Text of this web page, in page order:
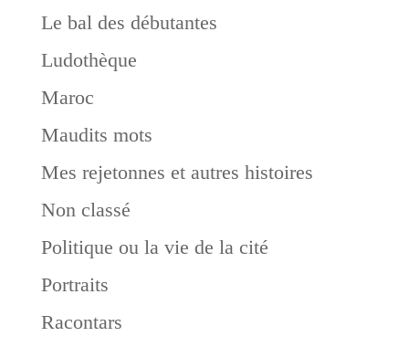
Le bal des débutantes
Ludothèque
Maroc
Maudits mots
Mes rejetonnes et autres histoires
Non classé
Politique ou la vie de la cité
Portraits
Racontars